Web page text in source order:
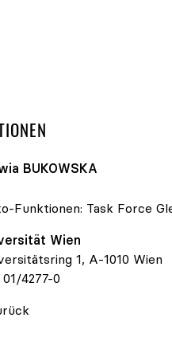
BUKOWSKA
Funktionen: Task Force
Wien
1, A-1010 Wien
01/4277-0